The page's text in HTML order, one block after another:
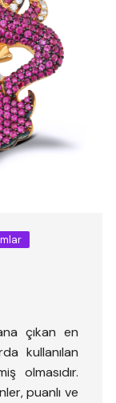
çıkan en
kullanılan
olmasıdır.
puanlı ve